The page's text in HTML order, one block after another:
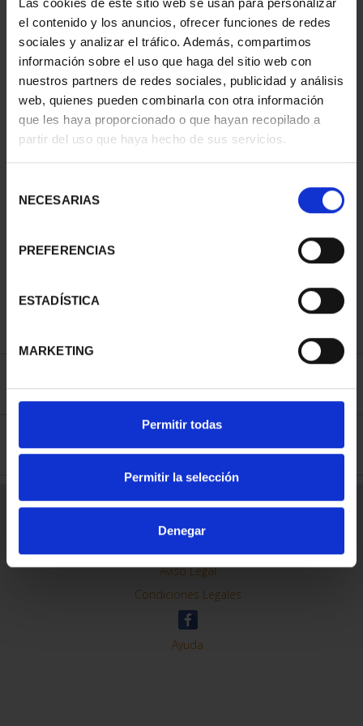
Las cookies de este sitio web se usan para personalizar
el contenido y los anuncios, ofrecer funciones de redes
sociales y analizar el tráfico. Además, compartimos
información sobre el uso que haga del sitio web con
nuestros partners de redes sociales, publicidad y análisis
web, quienes pueden combinarla con otra información
que les haya proporcionado o que hayan recopilado a
partir del uso que haya hecho de sus servicios.
NECESARIAS
PREFERENCIAS
ESTADÍSTICA
MARKETING
Permitir todas
Permitir la selección
Denegar
€18.00
€14.88 (Taxes not incl.)
Share
DETAILS
General Information
Contacto
Aviso Legal
Condiciones Legales
Ayuda